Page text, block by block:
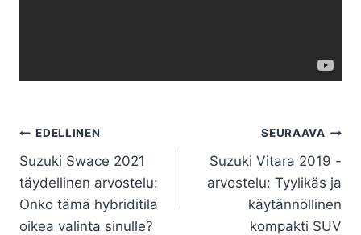
Artikkelien
selaus
EDELLINEN
Suzuki Swace 2021
täydellinen arvostelu:
Onko tämä hybriditila
oikea valinta sinulle?
SEURAAVA
Suzuki Vitara 2019 -
arvostelu: Tyylikäs ja
käytännöllinen
kompakti SUV